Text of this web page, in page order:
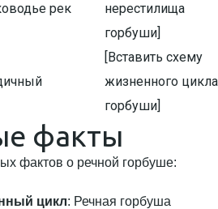
рек
нерестилища
горбуши]
[Вставить схему
жизненного цикла
горбуши]
факты
фактов о речной горбуше:
цикл: Речная горбуша